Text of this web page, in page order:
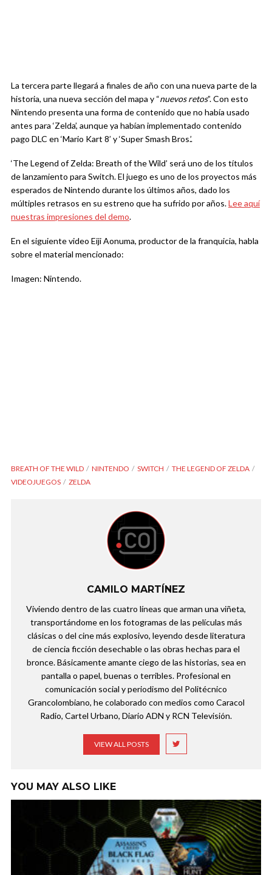
La tercera parte llegará a finales de año con una nueva parte de la
historia, una nueva sección del mapa y “nuevos retos”. Con esto
Nintendo presenta una forma de contenido que no había usado
antes para ‘Zelda’, aunque ya habían implementado contenido
pago DLC en ‘Mario Kart 8’ y ‘Super Smash Bros.’.
‘The Legend of Zelda: Breath of the Wild’ será uno de los títulos
de lanzamiento para Switch. El juego es uno de los proyectos más
esperados de Nintendo durante los últimos años, dado los
múltiples retrasos en su estreno que ha sufrido por años.Lee aquí
nuestras impresiones del demo.
En el siguiente video Eiji Aonuma, productor de la franquicia, habla
sobre el material mencionado:
Imagen: Nintendo.
BREATH OF THE WILD NINTENDO SWITCH
THE LEGEND OF ZELDA
VIDEOJUEGOS
ZELDA
CAMILO MARTÍNEZ
Viviendo dentro de las cuatro líneas que arman una viñeta,
transportándome en los fotogramas de las películas más
clásicas o del cine más explosivo, leyendo desde literatura
de ciencia ficción desechable o las obras hechas para el
bronce. Básicamente amante ciego de las historias, sea en
pantalla o papel, buenas o terribles. Profesional en
comunicación social y periodismo del Politécnico
Grancolombiano, he colaborado con medios como Caracol
Radio, Cartel Urbano, Diario ADN y RCN Televisión.
VIEW ALL POSTS
YOU MAY ALSO LIKE